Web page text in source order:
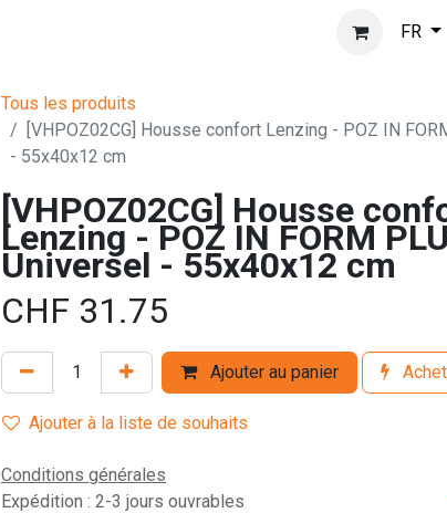
FR
Tous les produits
[VHPOZ02CG] Housse confort Lenzing - POZ IN
- 55x40x12 cm
[VHPOZ02CG] Housse
Lenzing - POZ IN FORM
Universel - 55x40x12 cm
CHF 31.75
Ajouter au panier
Ajouter à la liste de souhaits
Conditions générales
Expédition : 2-3 jours ouvrables